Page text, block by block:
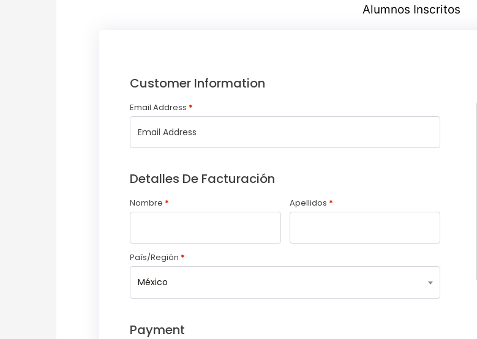
Alumnos Inscritos
Customer Information
Email Address *
Detalles De Facturación
Nombre * Apellidos *
País/Región *
México
Payment